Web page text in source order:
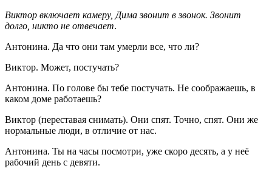
Виктор включает камеру, Дима звонит в звонок. Звонит
долго, никто не отвечает.
Антонина. Да что они там умерли все, что ли?
Виктор. Может, постучать?
Антонина. По голове бы тебе постучать. Не соображаешь, в
каком доме работаешь?
Виктор (переставая снимать). Они спят. Точно, спят. Они же
нормальные люди, в отличие от нас.
Антонина. Ты на часы посмотри, уже скоро десять, а у неё
рабочий день с девяти.